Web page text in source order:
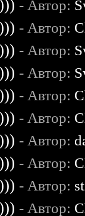
- Автор:
- Автор:
- Автор:
- Автор:
- Автор:
- Автор:
- Автор:
- Автор:
- Автор:
- Автор: